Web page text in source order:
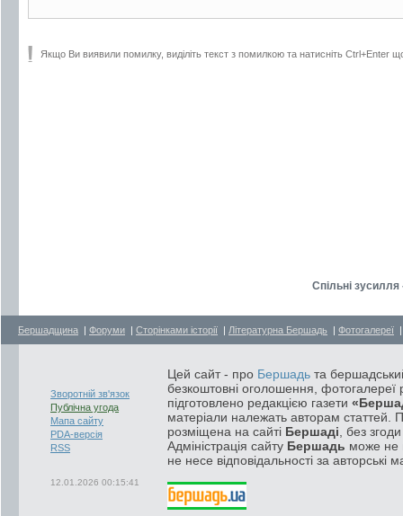
Якщо Ви виявили помилку, виділіть текст з помилкою та натисніть Ctrl+Enter
Спільні
Бершадщина | Форуми | Сторінками історії | Літературна Бершадь | Фотогалереї
Зворотній зв'язок
Публічна угода
Мапа сайту
PDA-версія
RSS
12.01.2026 00:15:41
Цей сайт - про Бершадь та
безкоштовні оголошення, фотогалереї
підготовлено редакцією газети
матеріали належать авторам статтей.
розміщена на сайті Бершаді , без
Адміністрація сайту Бершадь може не
не несе відповідальності за авторські